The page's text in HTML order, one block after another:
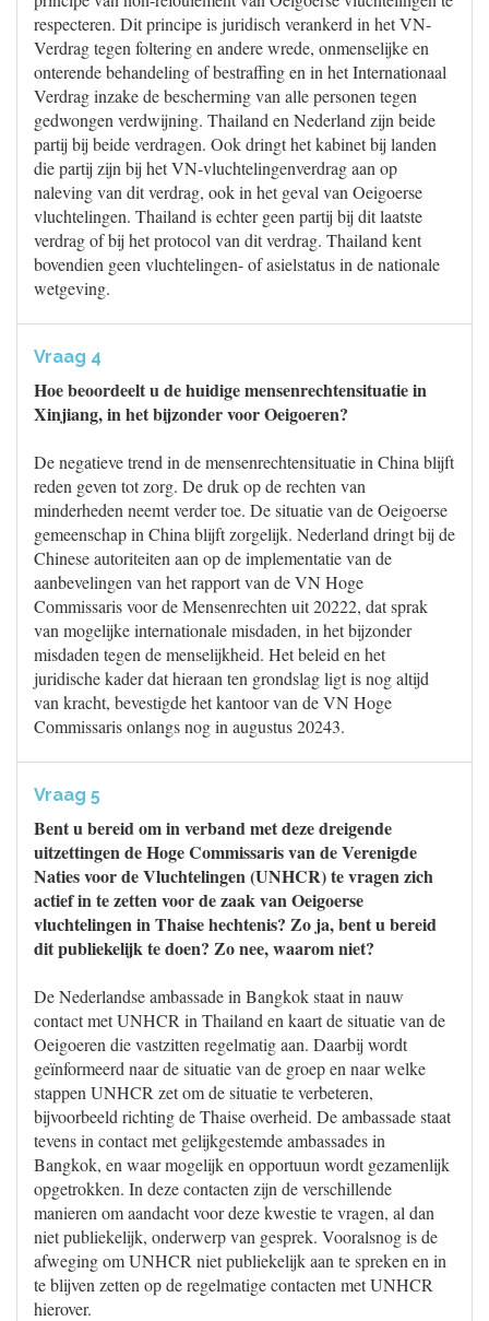
respecteren. Dit principe is juridisch verankerd in het VN-
Verdrag tegen foltering en andere wrede, onmenselijke en
onterende behandeling of bestraffing en in het Internationaal
Verdrag inzake de bescherming van alle personen tegen
gedwongen verdwijning. Thailand en Nederland zijn beide
partij bij beide verdragen. Ook dringt het kabinet bij landen
die partij zijn bij het VN-vluchtelingenverdrag aan op
naleving van dit verdrag, ook in het geval van Oeigoerse
vluchtelingen. Thailand is echter geen partij bij dit laatste
verdrag of bij het protocol van dit verdrag. Thailand kent
bovendien geen vluchtelingen- of asielstatus in de nationale
wetgeving.
Vraag 4
Hoe beoordeelt u de huidige mensenrechtensituatie in
Xinjiang, in het bijzonder voor Oeigoeren?
De negatieve trend in de mensenrechtensituatie in China blijft
reden geven tot zorg. De druk op de rechten van
minderheden neemt verder toe. De situatie van de Oeigoerse
gemeenschap in China blijft zorgelijk. Nederland dringt bij de
Chinese autoriteiten aan op de implementatie van de
aanbevelingen van het rapport van de VN Hoge
Commissaris voor de Mensenrechten uit 20222, dat sprak
van mogelijke internationale misdaden, in het bijzonder
misdaden tegen de menselijkheid. Het beleid en het
juridische kader dat hieraan ten grondslag ligt is nog altijd
van kracht, bevestigde het kantoor van de VN Hoge
Commissaris onlangs nog in augustus 20243.
Vraag 5
Bent u bereid om in verband met deze dreigende
uitzettingen de Hoge Commissaris van de Verenigde
Naties voor de Vluchtelingen (UNHCR) te vragen zich
actief in te zetten voor de zaak van Oeigoerse
vluchtelingen in Thaise hechtenis? Zo ja, bent u bereid
dit publiekelijk te doen? Zo nee, waarom niet?
De Nederlandse ambassade in Bangkok staat in nauw
contact met UNHCR in Thailand en kaart de situatie van de
Oeigoeren die vastzitten regelmatig aan. Daarbij wordt
geïnformeerd naar de situatie van de groep en naar welke
stappen UNHCR zet om de situatie te verbeteren,
bijvoorbeeld richting de Thaise overheid. De ambassade staat
tevens in contact met gelijkgestemde ambassades in
Bangkok, en waar mogelijk en opportuun wordt gezamenlijk
opgetrokken. In deze contacten zijn de verschillende
manieren om aandacht voor deze kwestie te vragen, al dan
niet publiekelijk, onderwerp van gesprek. Vooralsnog is de
afweging om UNHCR niet publiekelijk aan te spreken en in
te blijven zetten op de regelmatige contacten met UNHCR
hierover.